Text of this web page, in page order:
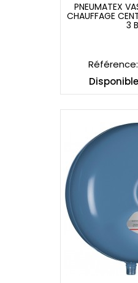
PNEUMATEX
PNEUMATEX
CHAUFFAGE
3
Référence: